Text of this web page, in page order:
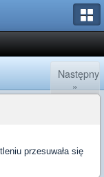
Następny
»
przesuwała się